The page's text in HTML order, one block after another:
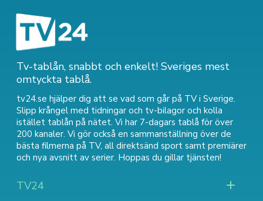
Tv-tablån, snabbt och enkelt! Sveriges mest
omtyckta tablå.
tv24.se hjälper dig att se vad som går på TV i Sverige.
Slipp krångel med tidningar och tv-bilagor och kolla
istället tablån på nätet. Vi har 7-dagars tablå för över
200 kanaler. Vi gör också en sammanställning över de
bästa filmerna på TV, all direktsänd sport samt premiärer
och nya avsnitt av serier. Hoppas du gillar tjänsten!
TV24